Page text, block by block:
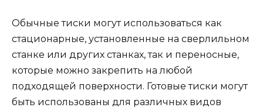
Обычные тиски могут использоваться как
стационарные, установленные на сверлильном
станке или других станках, так и переносные,
которые можно закрепить на любой
подходящей поверхности. Готовые тиски могут
быть использованы для различных видов